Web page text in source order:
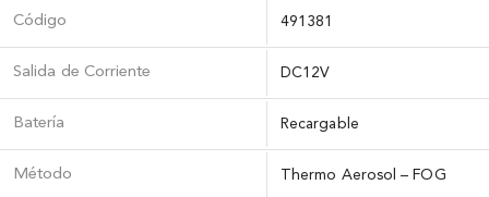
Código 491381
Salida de Corriente DC12V
Baterí­a Recargable
Método Thermo Aerosol – FOG